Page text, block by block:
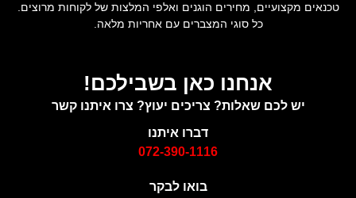
טכנאים מקצועיים, מחירים הוגנים ואלפי המלצות של לקוחות מרוצים.
כל סוגי המצברים עם אחריות מלאה.
אנחנו כאן בשבילכם!
יש לכם שאלות? צריכים יעוץ? צרו איתנו קשר
דברו איתנו
072-390-1116
בואו לבקר